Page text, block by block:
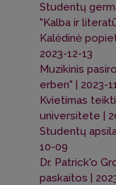
Studentų
"Kalba ir
Kalėdinė
2023-12-13
Muzikinis
erben" | 2023-
Kvietimas
universitete |
Studentų
10-09
Dr. Patrick'o
paskaitos |